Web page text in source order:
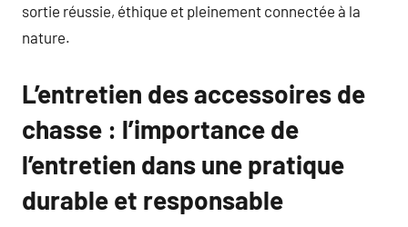
sortie réussie, éthique et pleinement connectée à la
nature.
L’entretien des accessoires de
chasse : l’importance de
l’entretien dans une pratique
durable et responsable